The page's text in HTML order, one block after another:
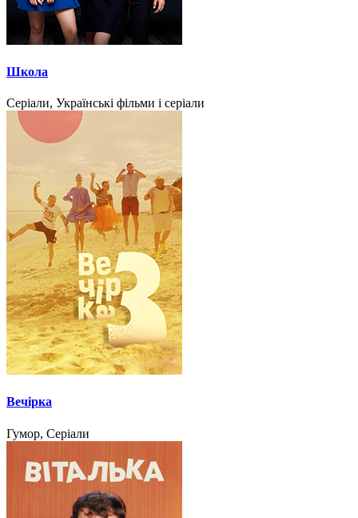
Школа
Серіали, Українські фільми і серіали
Вечірка
Гумор, Серіали